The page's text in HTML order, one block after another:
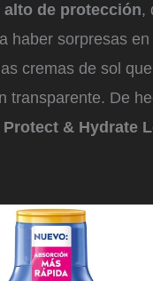
alto de protección,
haber sorpresas
cremas de sol
transparente. De
Protect & Hydrate